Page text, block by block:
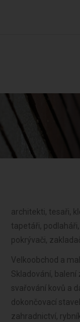
architekti, tesaři,
tapetáři,
pokrývači,
Velkoobchod a
Skladování,
svařování kovů a
dokončovací
zahradnictví,